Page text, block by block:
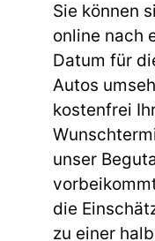
Sie können
online nach
Datum für
Autos
kostenfrei
unser
die
zu einer